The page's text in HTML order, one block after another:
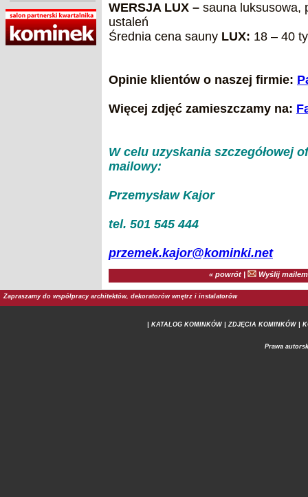
WERSJA LUX – sauna luksusowa,
ustaleń
Średnia cena sauny LUX: 18 – 40
Opinie klientów o naszej firmie:
Więcej zdjęć zamieszczamy na:
W celu uzyskania szczegółowej
mailowy:
Przemysław Kajor
tel. 501 545 444
przemek.kajor@kominki.net
« powrót| Wyślij
Zapraszamy do współpracy architektów, dekoratorów wnętrz i instalatorów
| KATALOG KOMINKÓW | ZDJĘCIA KOMINKÓW |
Prawa